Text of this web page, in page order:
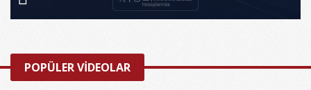
POPÜLER VİDEOLAR